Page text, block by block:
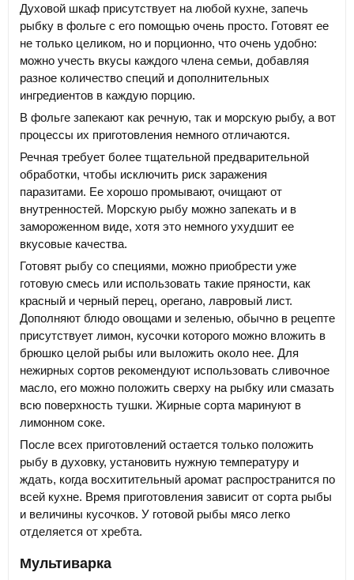
Духовой шкаф присутствует на любой кухне, запечь
рыбку в фольге с его помощью очень просто. Готовят ее
не только целиком, но и порционно, что очень удобно:
можно учесть вкусы каждого члена семьи, добавляя
разное количество специй и дополнительных
ингредиентов в каждую порцию.
В фольге запекают как речную, так и морскую рыбу, а вот
процессы их приготовления немного отличаются.
Речная требует более тщательной предварительной
обработки, чтобы исключить риск заражения
паразитами. Ее хорошо промывают, очищают от
внутренностей. Морскую рыбу можно запекать и в
замороженном виде, хотя это немного ухудшит ее
вкусовые качества.
Готовят рыбу со специями, можно приобрести уже
готовую смесь или использовать такие пряности, как
красный и черный перец, орегано, лавровый лист.
Дополняют блюдо овощами и зеленью, обычно в рецепте
присутствует лимон, кусочки которого можно вложить в
брюшко целой рыбы или выложить около нее. Для
нежирных сортов рекомендуют использовать сливочное
масло, его можно положить сверху на рыбку или смазать
всю поверхность тушки. Жирные сорта маринуют в
лимонном соке.
После всех приготовлений остается только положить
рыбу в духовку, установить нужную температуру и
ждать, когда восхитительный аромат распространится по
всей кухне. Время приготовления зависит от сорта рыбы
и величины кусочков. У готовой рыбы мясо легко
отделяется от хребта.
Мультиварка